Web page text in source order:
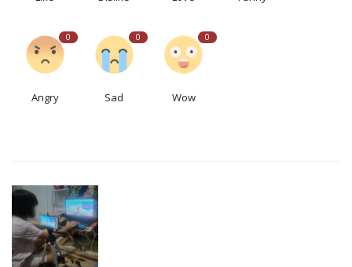
0
Angry
0
Sad
0
Wow